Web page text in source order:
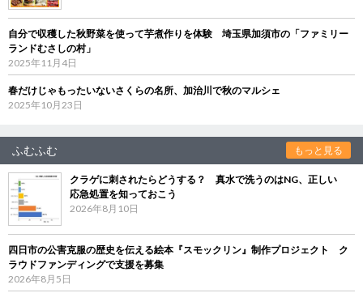
自分で収穫した秋野菜を使って芋煮作りを体験 埼玉県加須市の「ファミリー
ランドむさしの村」
2025年11月4日
春だけじゃもったいないさくらの名所、加治川で秋のマルシェ
2025年10月23日
ふむふむ もっと見る
クラゲに刺されたらどうする？ 真水で洗うのはNG、正しい
応急処置を知っておこう
2026年8月10日
四日市の公害克服の歴史を伝える絵本『スモックリン』制作プロジェクト ク
ラウドファンディングで支援を募集
2026年8月5日